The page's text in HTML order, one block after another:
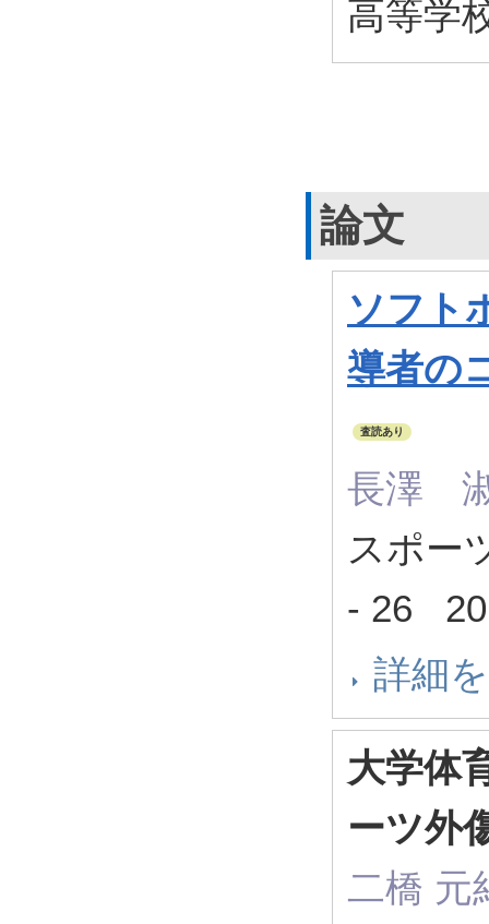
高等学
論文
ソフト
導者の
査読あり
長澤
スポー
- 26
詳細
大学体
ーツ外
二橋 元